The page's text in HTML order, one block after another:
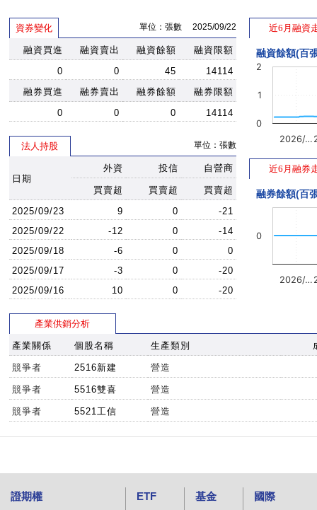
資券變化 單位：張數 2025/09/22
融資買進 融資賣出 融資餘額
融資限額
0
0 45
14114
融券買進
融券賣出 融券餘額
融券限額
0
0 0 14114
法人持股 單位：張數
日期
外資 投信 自營商
買賣超 買賣超
買賣超
2025/09/23
9 0
-21
2025/09/22
-12 0
-14
2025/09/18
-6 0
0
2025/09/17
-3 0
-20
2025/09/16
10 0 -20
近6月融資
融資餘額(百
2026/…
0
1
2
近6月融券
融券餘額(百
2026/…
0
產業供銷分析
產業關係 個股名稱 生產類別
競爭者 2516新建 營造
競爭者 5516雙喜 營造
競爭者 5521工信 營造
證期權 ETF 基金 國際